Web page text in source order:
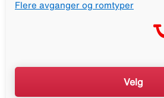
Flere avganger og romtyper
Velg